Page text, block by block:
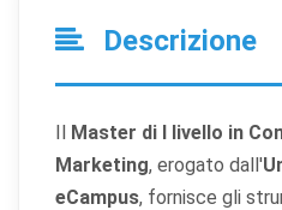
Descrizione
Il Master di I livello in
Marketing, erogato dall'
eCampus, fornisce gli